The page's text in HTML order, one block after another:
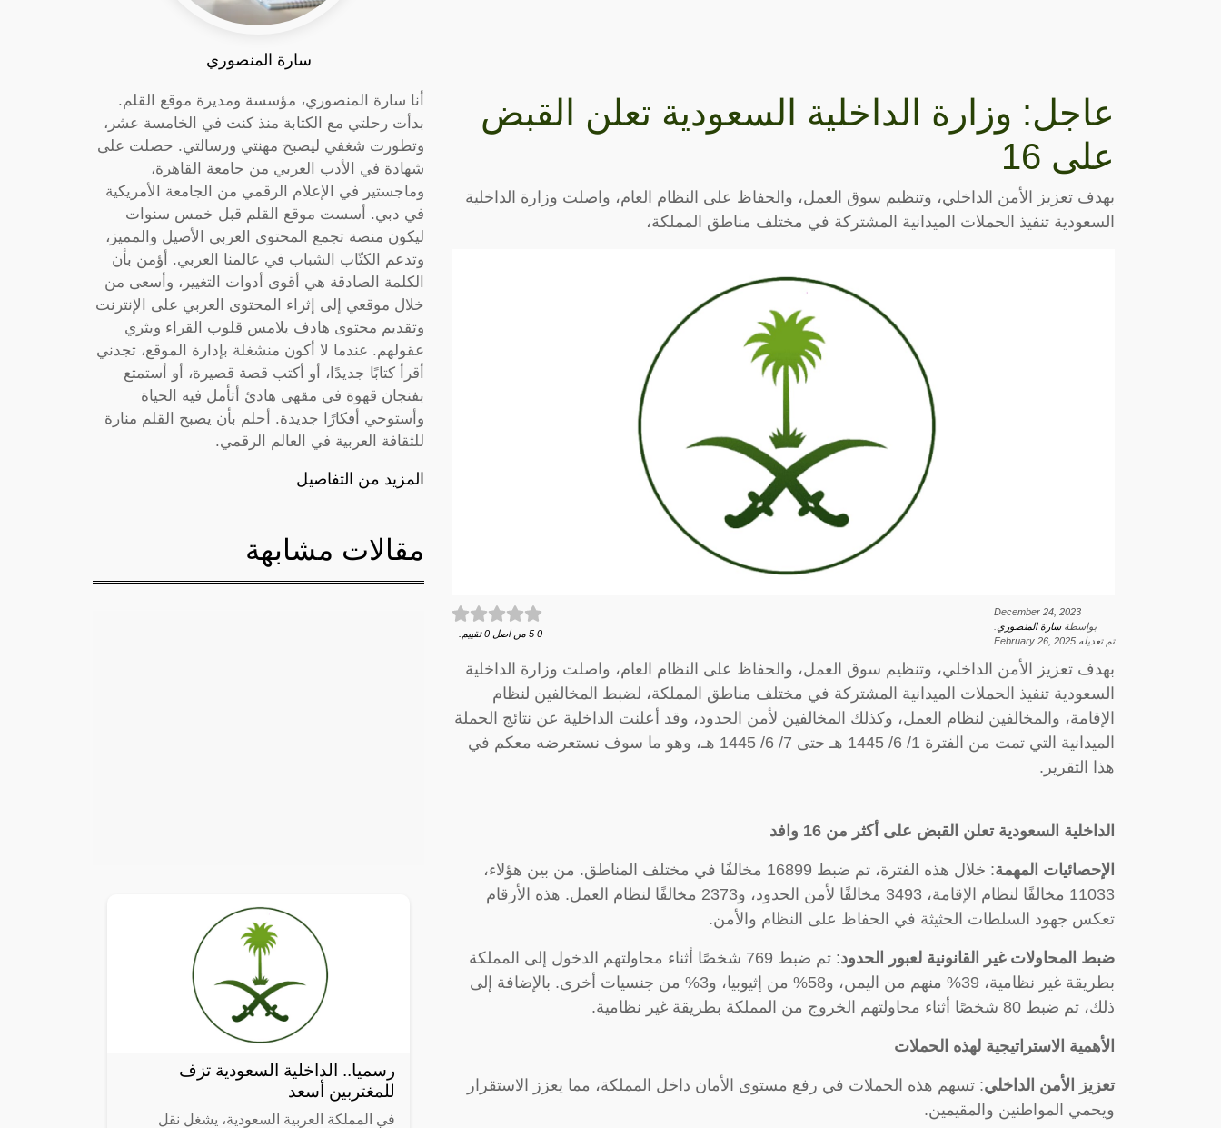
عاجل: وزارة الداخلية السعودية تعلن القبض
على 16
بهدف تعزيز الأمن الداخلي، وتنظيم سوق العمل، والحفاظ على النظام العام، واصلت وزارة الداخلية
السعودية تنفيذ الحملات الميدانية المشتركة في مختلف مناطق المملكة،
December 24, 2023
بواسطةسارة المنصوري
تم تعديله February 26, 2025
0
5 من اصل 0 تقييم.
بهدف تعزيز الأمن الداخلي، وتنظيم سوق العمل، والحفاظ على النظام العام، واصلت وزارة الداخلية
السعودية تنفيذ الحملات الميدانية المشتركة في مختلف مناطق المملكة، لضبط المخالفين لنظام
الإقامة، والمخالفين لنظام العمل، وكذلك المخالفين لأمن الحدود، وقد أعلنت الداخلية عن نتائج الحملة
الميدانية التي تمت من الفترة 1/ 6/ 1445 هـ حتى 7/ 6/ 1445 هـ، وهو ما سوف نستعرضه معكم في
هذا التقرير.
الداخلية السعودية تعلن القبض على أكثر من 16 وافد
الإحصائيات المهمة
: خلال هذه الفترة، تم ضبط 16899 مخالفًا في مختلف المناطق. من بين هؤلاء،
11033 مخالفًا لنظام الإقامة، 3493 مخالفًا لأمن الحدود، و2373 مخالفًا لنظام العمل. هذه الأرقام
تعكس جهود السلطات الحثيثة في الحفاظ على النظام والأمن.
ضبط المحاولات غير القانونية لعبور الحدود
: تم ضبط 769 شخصًا أثناء محاولتهم الدخول إلى المملكة
بطريقة غير نظامية، 39% منهم من اليمن، و58% من إثيوبيا، و3% من جنسيات أخرى. بالإضافة إلى
ذلك، تم ضبط 80 شخصًا أثناء محاولتهم الخروج من المملكة بطريقة غير نظامية.
الأهمية الاستراتيجية لهذه الحملات
تعزيز الأمن الداخلي: تسهم هذه الحملات في رفع مستوى الأمان داخل المملكة، مما يعزز الاستقرار
ويحمي المواطنين والمقيمين.
سارة المنصوري
أنا سارة المنصوري، مؤسسة ومديرة موقع القلم.
بدأت رحلتي مع الكتابة منذ كنت في الخامسة عشر،
وتطورت شغفي ليصبح مهنتي ورسالتي. حصلت على
شهادة في الأدب العربي من جامعة القاهرة،
وماجستير في الإعلام الرقمي من الجامعة الأمريكية
في دبي. أسست موقع القلم قبل خمس سنوات
ليكون منصة تجمع المحتوى العربي الأصيل والمميز،
وتدعم الكتّاب الشباب في عالمنا العربي. أؤمن بأن
الكلمة الصادقة هي أقوى أدوات التغيير، وأسعى من
خلال موقعي إلى إثراء المحتوى العربي على الإنترنت
وتقديم محتوى هادف يلامس قلوب القراء ويثري
عقولهم. عندما لا أكون منشغلة بإدارة الموقع، تجدني
أقرأ كتابًا جديدًا، أو أكتب قصة قصيرة، أو أستمتع
بفنجان قهوة في مقهى هادئ أتأمل فيه الحياة
وأستوحي أفكارًا جديدة. أحلم بأن يصبح القلم منارة
للثقافة العربية في العالم الرقمي.
المزيد من التفاصيل
مقالات مشابهة
رسميا.. الداخلية السعودية تزف
للمغتربين أسعد
في المملكة العربية السعودية، يشغل نقل